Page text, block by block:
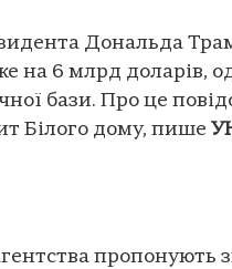
Дональда
на 6 млрд доларів,
бази. Про це
Білого дому, пише